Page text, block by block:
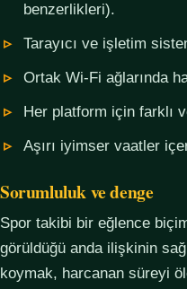
benzerlikleri).
Tarayıcı ve işletim
Ortak Wi-Fi ağlarında
Her platform için farklı
Aşırı iyimser vaatler
Sorumluluk ve denge
Spor takibi bir eğlence
görüldüğü anda ilişkinin
koymak, harcanan süreyi